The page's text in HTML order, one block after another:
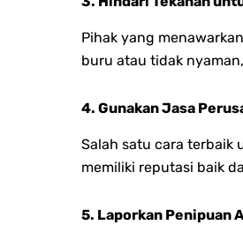
Pihak yang
buru atau tidak
4. Gunakan Jasa
Salah satu cara terbaik
memiliki reputasi baik
5. Laporkan Penipuan